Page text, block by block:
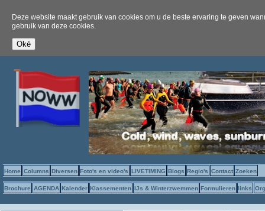
Deze website maakt gebruik van cookies om u de beste ervaring te geven
gebruik van deze cookies.
Home Columns Diversen Foto's en video's LIVETIMING Blogs Regio's Contact Zoeken
Brochure AGENDA Kalender Klassementen IJs & Winterzwemmen Formulieren links